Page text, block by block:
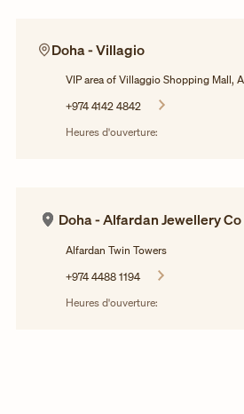
Doha - Villagio
VIP area of Villaggio Shopping Mall,
+974 4142 4842
Heures d'ouverture:
Doha - Alfardan Jewellery
Alfardan Twin Towers
+974 4488 1194
Heures d'ouverture: